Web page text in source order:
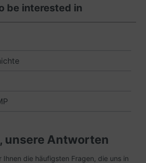
be interested in
unsere Antworten
Ihnen die häufigsten Fragen, die uns in